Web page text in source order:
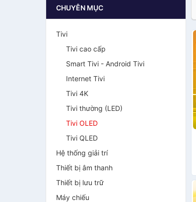
CHUYÊN MỤC
Tivi
Tivi cao cấp
Smart Tivi - Android Tivi
Internet Tivi
Tivi 4K
Tivi thường (LED)
Tivi OLED
Tivi QLED
Hệ thống giải trí
Thiết bị âm thanh
Thiết bị lưu trữ
Máy chiếu